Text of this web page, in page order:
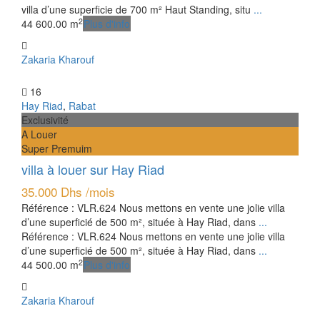
villa d’une superficie de 700 m² Haut Standing, situ ...
44 600.00 m2Plus d'info
Zakaria Kharouf
16
Hay Riad, Rabat
Exclusivité
A Louer
Super Premuim
villa à louer sur Hay Riad
35.000 Dhs /mois
Référence : VLR.624 Nous mettons en vente une jolie villa
d’une superficié de 500 m², située à Hay Riad, dans ...
Référence : VLR.624 Nous mettons en vente une jolie villa
d’une superficié de 500 m², située à Hay Riad, dans ...
44 500.00 m2Plus d'info
Zakaria Kharouf